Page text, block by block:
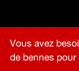
Vous avez
de bennes